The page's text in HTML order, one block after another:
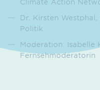
Climate Action
Dr. Kirsten
Politik
Moderation: Isabelle
Fernsehmoderatorin